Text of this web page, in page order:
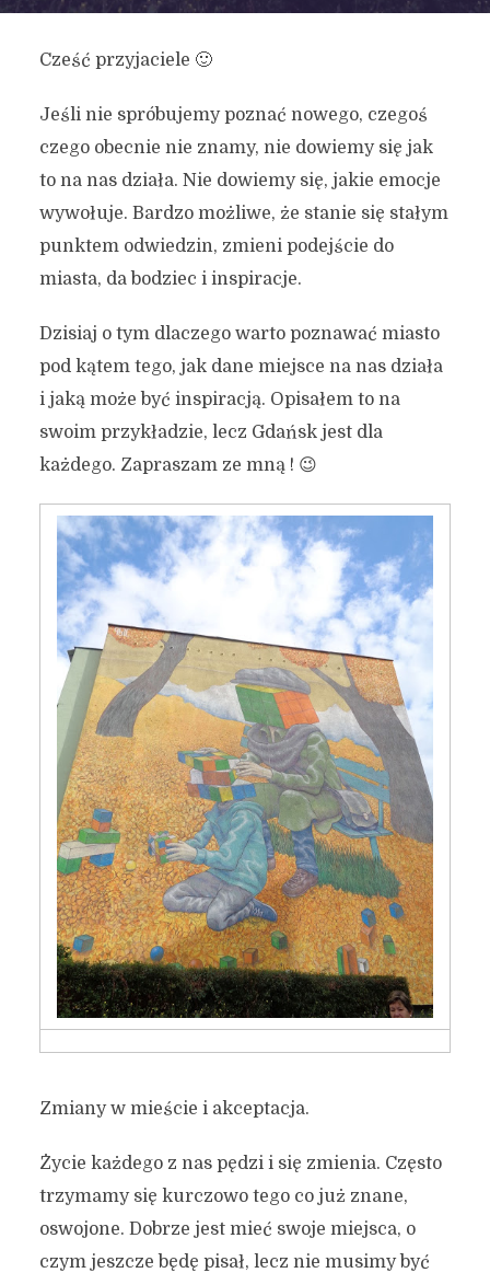
Cześć przyjaciele 🙂
Jeśli nie spróbujemy poznać nowego, czegoś
czego obecnie nie znamy, nie dowiemy się jak
to na nas działa. Nie dowiemy się, jakie emocje
wywołuje. Bardzo możliwe, że stanie się stałym
punktem odwiedzin, zmieni podejście do
miasta, da bodziec i inspiracje.
Dzisiaj o tym dlaczego warto poznawać miasto
pod kątem tego, jak dane miejsce na nas działa
i jaką może być inspiracją. Opisałem to na
swoim przykładzie, lecz Gdańsk jest dla
każdego. Zapraszam ze mną ! 😉
Zmiany w mieście i akceptacja.
Życie każdego z nas pędzi i się zmienia. Często
trzymamy się kurczowo tego co już znane,
oswojone. Dobrze jest mieć swoje miejsca, o
czym jeszcze będę pisał, lecz nie musimy być